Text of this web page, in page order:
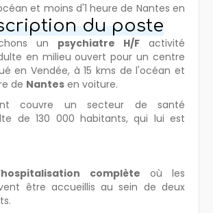
et moins d'1 heure de Nantes en
du poste
un psychiatre H/F activité
en milieu ouvert pour un centre
en Vendée, à 15 kms de l'océan et
de Nantes en voiture.
couvre un secteur de santé
de 130 000 habitants, qui lui est
complète où les
être accueillis au sein de deux